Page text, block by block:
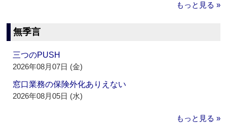
もっと見る »
無季言
三つのPUSH
2026年08月07日 (金)
窓口業務の保険外化ありえない
2026年08月05日 (水)
もっと見る »